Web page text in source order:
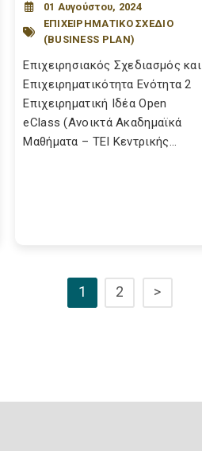
01 Αυγούστου, 2024
ΕΠΙΧΕΙΡΗΜΑΤΙΚΟ ΣΧΕΔΙΟ
(BUSINESS PLAN)
Επιχειρησιακός Σχεδιασμός και
Επιχειρηματικότητα Ενότητα 2
Επιχειρηματική Ιδέα Open
eClass (Ανοικτά Ακαδημαϊκά
Μαθήματα – ΤΕΙ Κεντρικής...
1 2 >